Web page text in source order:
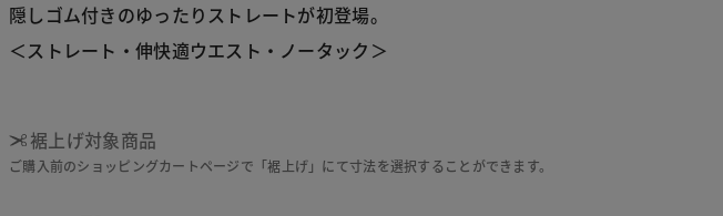
隠しゴム付きのゆったりストレートが初登場。
＜ストレート・伸快適ウエスト・ノータック＞
裾上げ対象商品
ご購入前のショッピングカートページで「裾上げ」にて寸法を選択することができます。